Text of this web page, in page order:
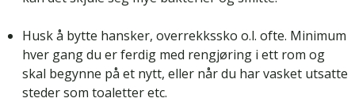
Husk å bytte hansker, overrekkssko o.l. ofte. Minimum
hver gang du er ferdig med rengjøring i ett rom og
skal begynne på et nytt, eller når du har vasket utsatte
steder som toaletter etc.